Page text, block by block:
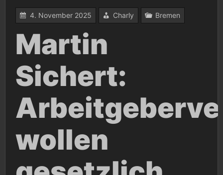
4. November 2025 Charly Bremen
Martin
Sichert:
wollen